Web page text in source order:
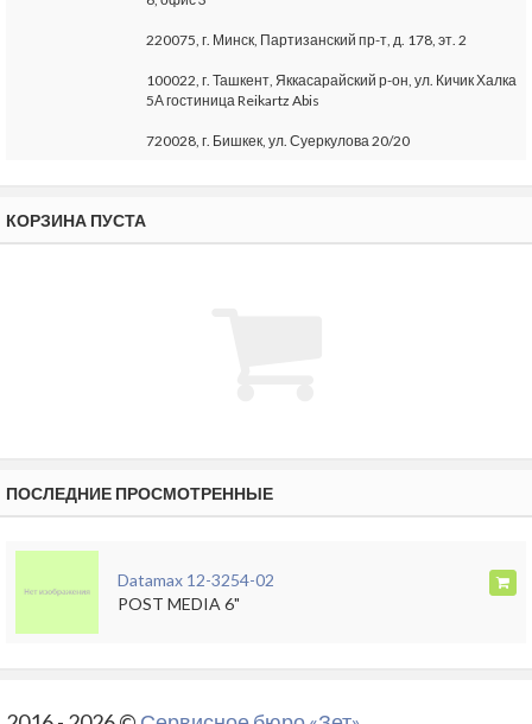
220075, г. Минск, Партизанский пр-т, д. 178, эт. 2
100022, г. Ташкент, Яккасарайский р-он, ул. Кичик Халка
5А гостиница Reikartz Abis
720028, г. Бишкек, ул. Суеркулова 20/20
КОРЗИНА ПУСТА
ПОСЛЕДНИЕ ПРОСМОТРЕННЫЕ
Datamax 12-3254-02
POST MEDIA 6"